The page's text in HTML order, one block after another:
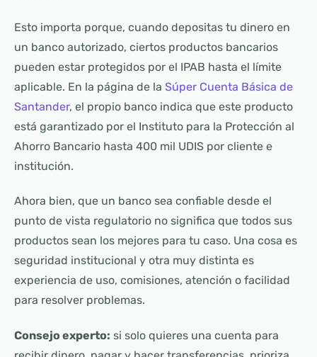
Esto importa porque, cuando depositas tu dinero en
un banco autorizado, ciertos productos bancarios
pueden estar protegidos por el IPAB hasta el límite
aplicable. En la página de la Súper Cuenta Básica de
Santander, el propio banco indica que este producto
está garantizado por el Instituto para la Protección al
Ahorro Bancario hasta 400 mil UDIS por cliente e
institución.
Ahora bien, que un banco sea confiable desde el
punto de vista regulatorio no significa que todos sus
productos sean los mejores para tu caso. Una cosa es
seguridad institucional y otra muy distinta es
experiencia de uso, comisiones, atención o facilidad
para resolver problemas.
Consejo experto: si solo quieres una cuenta para